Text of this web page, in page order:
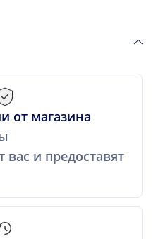
от магазина
и предоставят